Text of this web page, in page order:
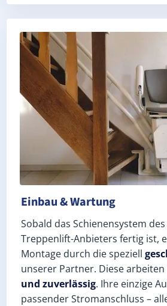
Schneller, sauberer Einbau
Einbau & Wartung
Sobald das Schienensystem
Treppenlift-Anbieters fertig ist,
Montage durch die speziell
unserer Partner. Diese arbeiten
und zuverlässig. Ihre einzige
passender Stromanschluss –